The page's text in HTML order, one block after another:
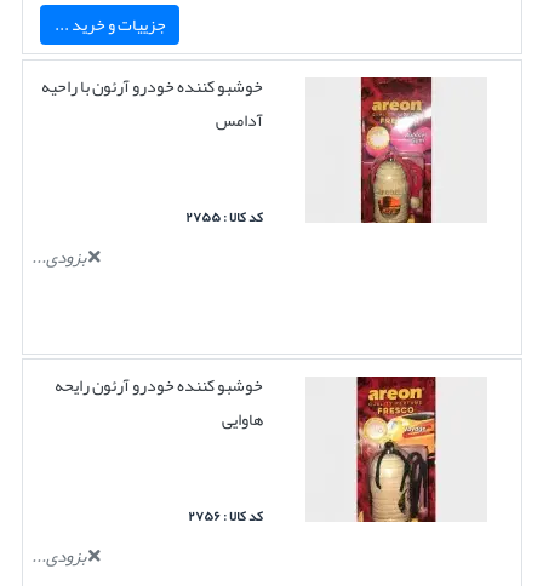
جزییات و خرید ...
خوشبو کننده خودرو آرئون با راحیه
آدامس
کد کالا : ۲۷۵۵
بزودی...
خوشبو کننده خودرو آرئون رایحه
هاوایی
کد کالا : ۲۷۵۶
بزودی...